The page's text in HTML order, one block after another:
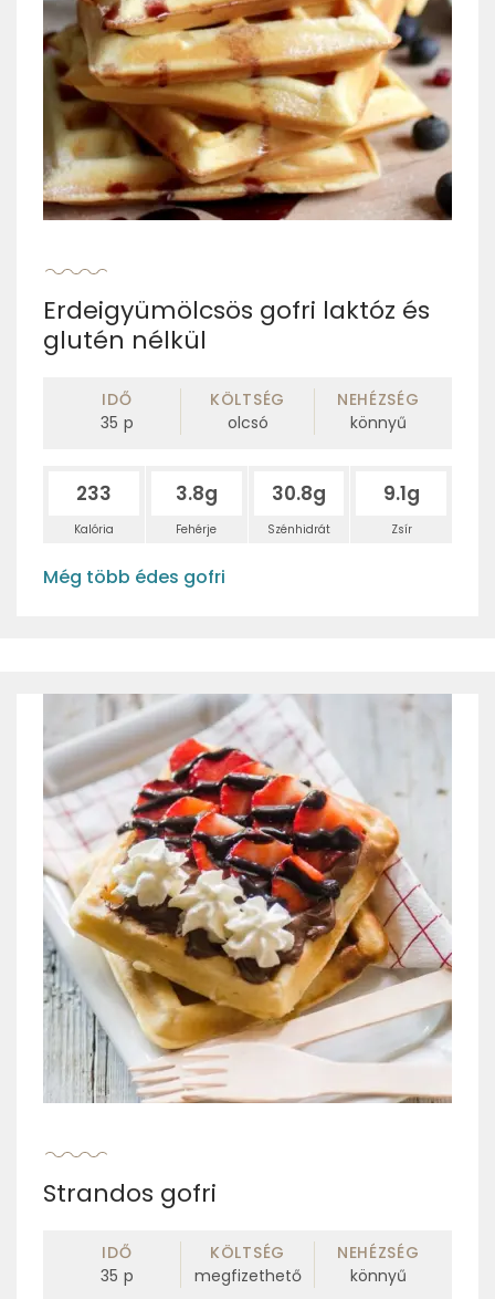
Erdeigyümölcsös gofri laktóz és
glutén nélkül
IDŐ
35 p
KÖLTSÉG
olcsó
NEHÉZSÉG
könnyű
233
Kalória
3.8g
Fehérje
30.8g
Szénhidrát
9.1g
Zsír
Még több édes gofri
Strandos gofri
IDŐ
35 p
KÖLTSÉG
megfizethető
NEHÉZSÉG
könnyű